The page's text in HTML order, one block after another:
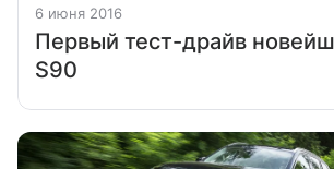
6 июня 2016
Первый тест-драйв
S90